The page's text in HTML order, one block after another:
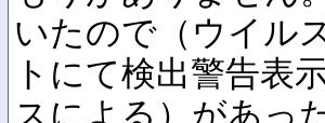
いたので（ウイル
トにて検出警告表
スによる）があっ